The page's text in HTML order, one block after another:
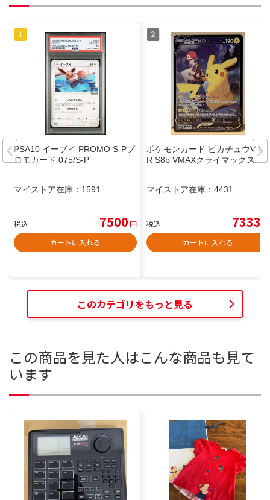
PSA10 イーブイ PROMO S-Pプ
ロモカード 075/S-P
マイストア在庫： 1591
税込 7500円
カートに入れる
ポケモンカード ピカチュウV CS
R S8b VMAXクライマックス
マイストア在庫： 4431
税込 7333
カートに入れる
このカテゴリをもっと見る
この商品を見た人はこんな商品も見て
います